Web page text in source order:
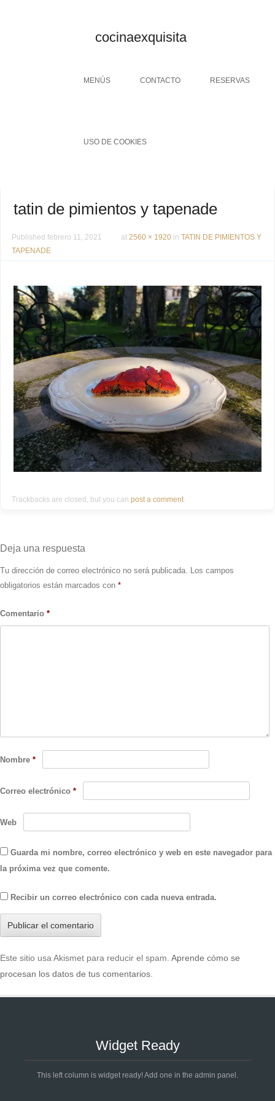
cocinaexquisita
Menu
SKIP TO CONTENT
MENÚS CONTACTO RESERVAS
USO DE COOKIES
tatin de pimientos y tapenade
Published febrero 11, 2021 at 2560 × 1920 in TATIN DE PIMIENTOS Y
TAPENADE
Trackbacks are closed, but you can post a comment.
Deja una respuesta
Tu dirección de correo electrónico no será publicada. Los campos
obligatorios están marcados con *
Comentario *
Nombre *
Correo electrónico *
Web
Guarda mi nombre, correo electrónico y web en este navegador para
la próxima vez que comente.
Recibir un correo electrónico con cada nueva entrada.
Este sitio usa Akismet para reducir el spam. Aprende cómo se
procesan los datos de tus comentarios
Widget Ready
This left column is widget ready! Add one in the admin panel.